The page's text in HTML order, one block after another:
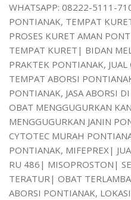
WHATSAPP: 08222-5111-
PONTIANAK, TEMPAT
PROSES KURET AMAN
TEMPAT KURET| BIDAN
PRAKTEK PONTIANAK,
TEMPAT ABORSI
PONTIANAK, JASA ABORSI
OBAT MENGGUGURKAN
MENGGUGURKAN JANIN
CYTOTEC MURAH
PONTIANAK, MIFEPREX|
RU 486| MISOPROSTON|
TERATUR| OBAT
ABORSI PONTIANAK,